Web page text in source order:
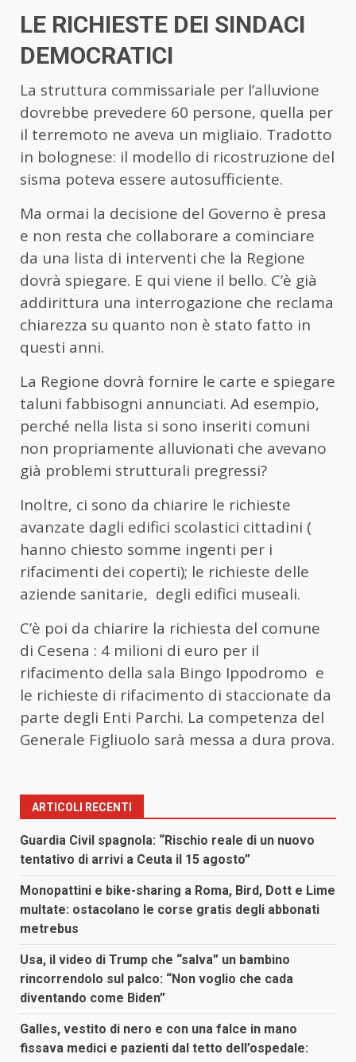
LE RICHIESTE DEI SINDACI
DEMOCRATICI
La struttura commissariale per l’alluvione
dovrebbe prevedere 60 persone, quella per
il terremoto ne aveva un migliaio. Tradotto
in bolognese: il modello di ricostruzione del
sisma poteva essere autosufficiente.
Ma ormai la decisione del Governo è presa
e non resta che collaborare a cominciare
da una lista di interventi che la Regione
dovrà spiegare. E qui viene il bello. C’è già
addirittura una interrogazione che reclama
chiarezza su quanto non è stato fatto in
questi anni.
La Regione dovrà fornire le carte e spiegare
taluni fabbisogni annunciati. Ad esempio,
perché nella lista si sono inseriti comuni
non propriamente alluvionati che avevano
già problemi strutturali pregressi?
Inoltre, ci sono da chiarire le richieste
avanzate dagli edifici scolastici cittadini (
hanno chiesto somme ingenti per i
rifacimenti dei coperti); le richieste delle
aziende sanitarie, degli edifici museali.
C’è poi da chiarire la richiesta del comune
di Cesena : 4 milioni di euro per il
rifacimento della sala Bingo Ippodromo e
le richieste di rifacimento di staccionate da
parte degli Enti Parchi. La competenza del
Generale Figliuolo sarà messa a dura prova.
ARTICOLI RECENTI
Guardia Civil spagnola: “Rischio reale di un nuovo
tentativo di arrivi a Ceuta il 15 agosto”
Monopattini e bike-sharing a Roma, Bird, Dott e Lime
multate: ostacolano le corse gratis degli abbonati
metrebus
Usa, il video di Trump che “salva” un bambino
rincorrendolo sul palco: “Non voglio che cada
diventando come Biden”
Galles, vestito di nero e con una falce in mano
fissava medici e pazienti dal tetto dell’ospedale: